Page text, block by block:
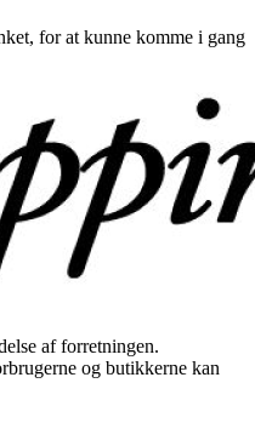
for at kunne komme i gang
af forretningen.
og butikkerne kan